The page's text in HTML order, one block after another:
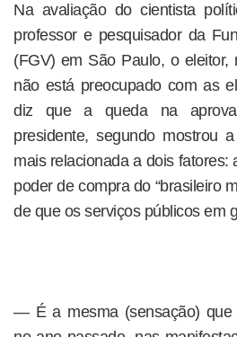
Na avaliação do cientista
professor e pesquisador da
(FGV) em São Paulo, o eleitor,
não está preocupado com as
diz que a queda na
presidente, segundo mostrou
mais relacionada a dois fatores:
poder de compra do “brasileiro
de que os serviços públicos em
— É a mesma (sensação) que